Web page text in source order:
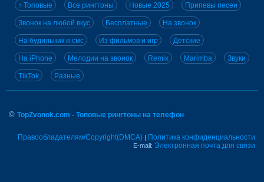
↑ Топовые Все рингтоны Новые 2025 Припевы песен
Звонок на любой вкус Бесплатные На звонок
На будильник и смс Из фильмов и игр Детские
На iPhone Мелодии на звонок Remix Marimba Звуки
TikTok Разные
© TopZvonok.com - Топовые рингтоны на телефон
Правообладателям/Copyright(DMCA) | Политика конфиденциальности
E-mail: Электронная почта для связи